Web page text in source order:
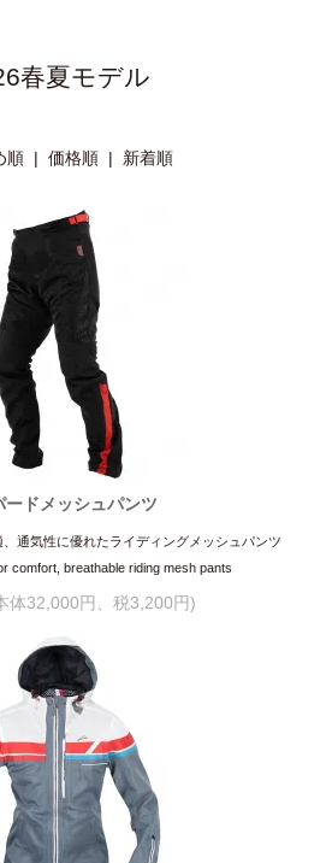
春夏モデル
順 | 価格順 | 新着順
ードメッシュパンツ
通気性に優れたライディングメッシュパンツ
comfort, breathable riding mesh pants
体32,000円、税3,200円)